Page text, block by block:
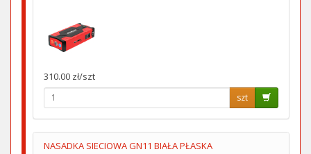
310.00 zł/szt
szt
NASADKA SIECIOWA GN11 BIAŁA PŁASKA